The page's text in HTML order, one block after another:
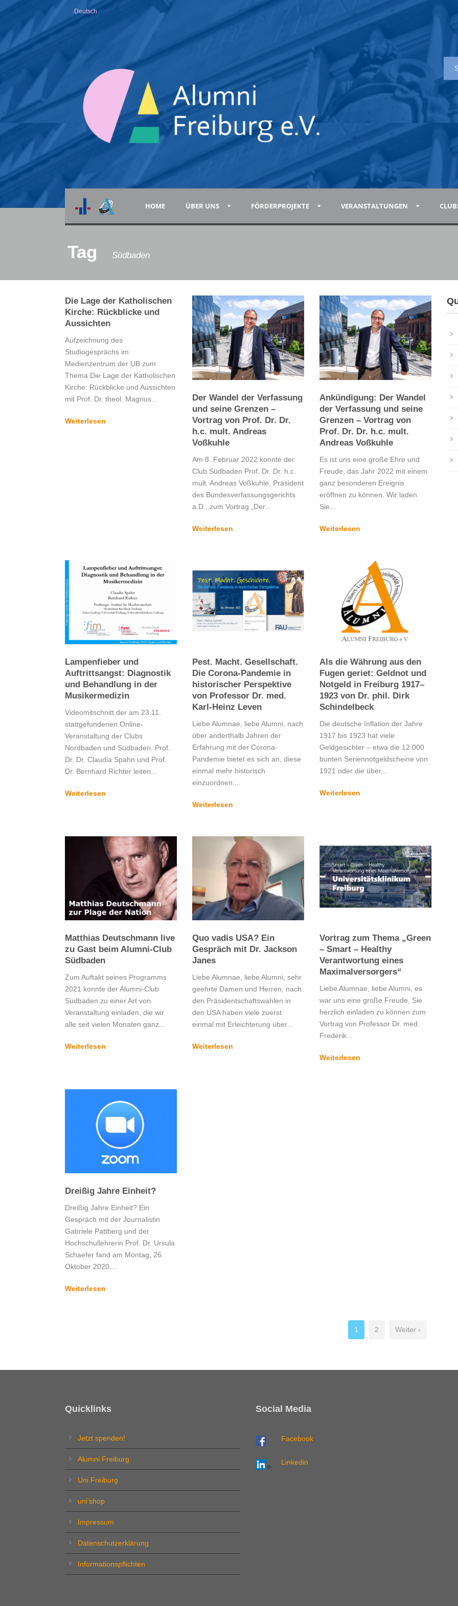
Deutsch
HOME ÜBER UNS FÖRDERPROJEKTE VERANSTALTUNGEN
Tag Südbaden
Die Lage der Katholischen
Kirche: Rückblicke und
Aussichten
Aufzeichnung des
Studiogesprächs im
Medienzentrum der UB zum
Thema Die Lage der Katholischen
Kirche: Rückblicke und Aussichten
mit Prof. Dr. theol. Magnus...
Weiterlesen
Der Wandel der Verfassung
und seine Grenzen –
Vortrag von Prof. Dr. Dr.
h.c. mult. Andreas
Voßkuhle
Am 8. Februar 2022 konnte der
Club Südbaden Prof. Dr. Dr. h.c.
mult. Andreas Voßkuhle, Präsident
des Bundesverfassungsgerichts
a.D., zum Vortrag „Der...
Weiterlesen
Ankündigung: Der Wandel
der Verfassung und seine
Grenzen – Vortrag von
Prof. Dr. Dr. h.c. mult.
Andreas Voßkuhle
Es ist uns eine große Ehre und
Freude, das Jahr 2022 mit einem
ganz besonderen Ereignis
eröffnen zu können. Wir laden
Sie...
Weiterlesen
Lampenfieber und
Auftrittsangst: Diagnostik
und Behandlung in der
Musikermedizin
Videomitschnitt der am 23.11.
stattgefundenen Online-
Veranstaltung der Clubs
Nordbaden und Südbaden. Prof.
Dr. Dr. Claudia Spahn und Prof.
Dr. Bernhard Richter leiten...
Weiterlesen
Pest. Macht. Gesellschaft.
Die Corona-Pandemie in
historischer Perspektive
von Professor Dr. med.
Karl-Heinz Leven
Liebe Alumnae, liebe Alumni, nach
über anderthalb Jahren der
Erfahrung mit der Corona-
Pandemie bietet es sich an, diese
einmal mehr historisch
einzuordnen....
Weiterlesen
Als die Währung aus den
Fugen geriet: Geldnot und
Notgeld in Freiburg 1917–
1923 von Dr. phil. Dirk
Schindelbeck
Die deutsche Inflation der Jahre
1917 bis 1923 hat viele
Geldgesichter – etwa die 12.000
bunten Seriennotgeldscheine von
1921 oder die über...
Weiterlesen
Matthias Deutschmann live
zu Gast beim Alumni-Club
Südbaden
Zum Auftakt seines Programms
2021 konnte der Alumni-Club
Südbaden zu einer Art von
Veranstaltung einladen, die wir
alle seit vielen Monaten ganz...
Weiterlesen
Quo vadis USA? Ein
Gespräch mit Dr. Jackson
Janes
Liebe Alumnae, liebe Alumni, sehr
geehrte Damen und Herren, nach
den Präsidentschaftswahlen in
den USA haben viele zuerst
einmal mit Erleichterung über...
Weiterlesen
Vortrag zum Thema „Green
– Smart – Healthy
Verantwortung eines
Maximalversorgers“
Liebe Alumnae, liebe Alumni, es
war uns eine große Freude, Sie
herzlich einladen zu können zum
Vortrag von Professor Dr. med.
Frederik...
Weiterlesen
Dreißig Jahre Einheit?
Dreißig Jahre Einheit? Ein
Gespräch mit der Journalistin
Gabriele Pattberg und der
Hochschullehrerin Prof. Dr. Ursula
Schaefer fand am Montag, 26.
Oktober 2020,...
Weiterlesen
1 2 Weiter ›
Quicklinks
Jetzt spenden!
Alumni Freiburg
Uni Freiburg
uni’shop
Impressum
Datenschutzerklärung
Informationspflichten
Social Media
Facebook
Linkedin